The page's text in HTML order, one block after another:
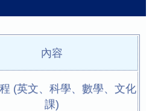
內容
(英文、科學、數學、文化
課)